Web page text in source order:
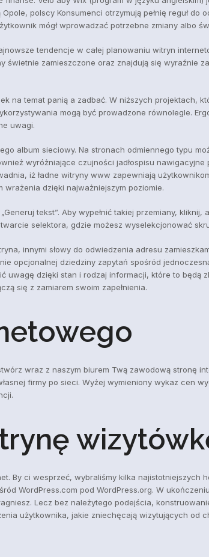
polscy Konsumenci otrzymują pełnię reguł do
mógł wprowadzać potrzebne zmiany albo
tendencje w całej planowaniu witryn
świetnie zamieszczone oraz znajdują się wyraźnie
na temat panią a zadbać. W niższych projektach,
mogą być prowadzone równolegle.
uwagi.
album sieciowy. Na stronach odmiennego typu
wyróżniające czujności jadłospisu
iż ładne witryny www zapewniają
dzięki najważniejszym poziomie.
tekst”. Aby wypełnić takiej przemiany,
selektora, gdzie możesz wyselekcjonować
innymi słowy do odwiedzenia adresu
opcjonalnej dziedziny zapytań spośród
dzięki stan i rodzaj informacji, które to będą
się z zamiarem swoim zapełnienia.
wraz z naszym biurem Twą zawodową stronę
firmy po sieci. Wyżej wymieniony wykaz cen
By ci wesprzeć, wybraliśmy kilka najistotniejszych
WordPress.com pod WordPress.org. W
Lecz bez należytego podejścia,
użytkownika, jakie zniechęcają wizytujących od